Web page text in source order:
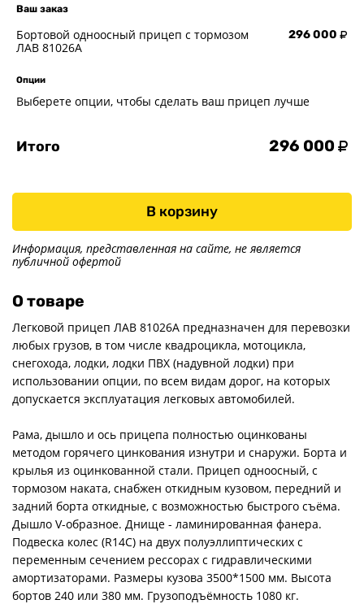
Ваш заказ
Бортовой одноосный прицеп с тормозом
ЛАВ 81026A
296 000
Опции
Выберете опции, чтобы сделать ваш прицеп лучше
Итого 296 000
В корзину
Информация, представленная на сайте, не является
публичной офертой
О товаре
Легковой прицеп ЛАВ 81026А предназначен для перевозки
любых грузов, в том числе квадроцикла, мотоцикла,
снегохода, лодки, лодки ПВХ (надувной лодки) при
использовании опции, по всем видам дорог, на которых
допускается эксплуатация легковых автомобилей.
Рама, дышло и ось прицепа полностью оцинкованы
методом горячего цинкования изнутри и снаружи. Борта и
крылья из оцинкованной стали. Прицеп одноосный, с
тормозом наката, снабжен откидным кузовом, передний и
задний борта откидные, с возможностью быстрого съёма.
Дышло V-образное. Днище - ламинированная фанера.
Подвеска колес (R14С) на двух полуэллиптических с
переменным сечением рессорах с гидравлическими
амортизаторами. Размеры кузова 3500*1500 мм. Высота
бортов 240 или 380 мм. Грузоподъёмность 1080 кг.